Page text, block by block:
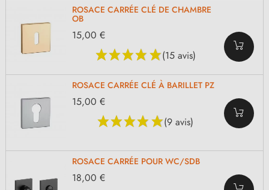
ROSACE CARRÉE CLÉ DE CHAMBRE
OB
(15 avis)
15,00 €
ROSACE CARRÉE CLÉ À BARILLET PZ
(9 avis)
15,00 €
ROSACE CARRÉE POUR WC/SDB
18,00 €